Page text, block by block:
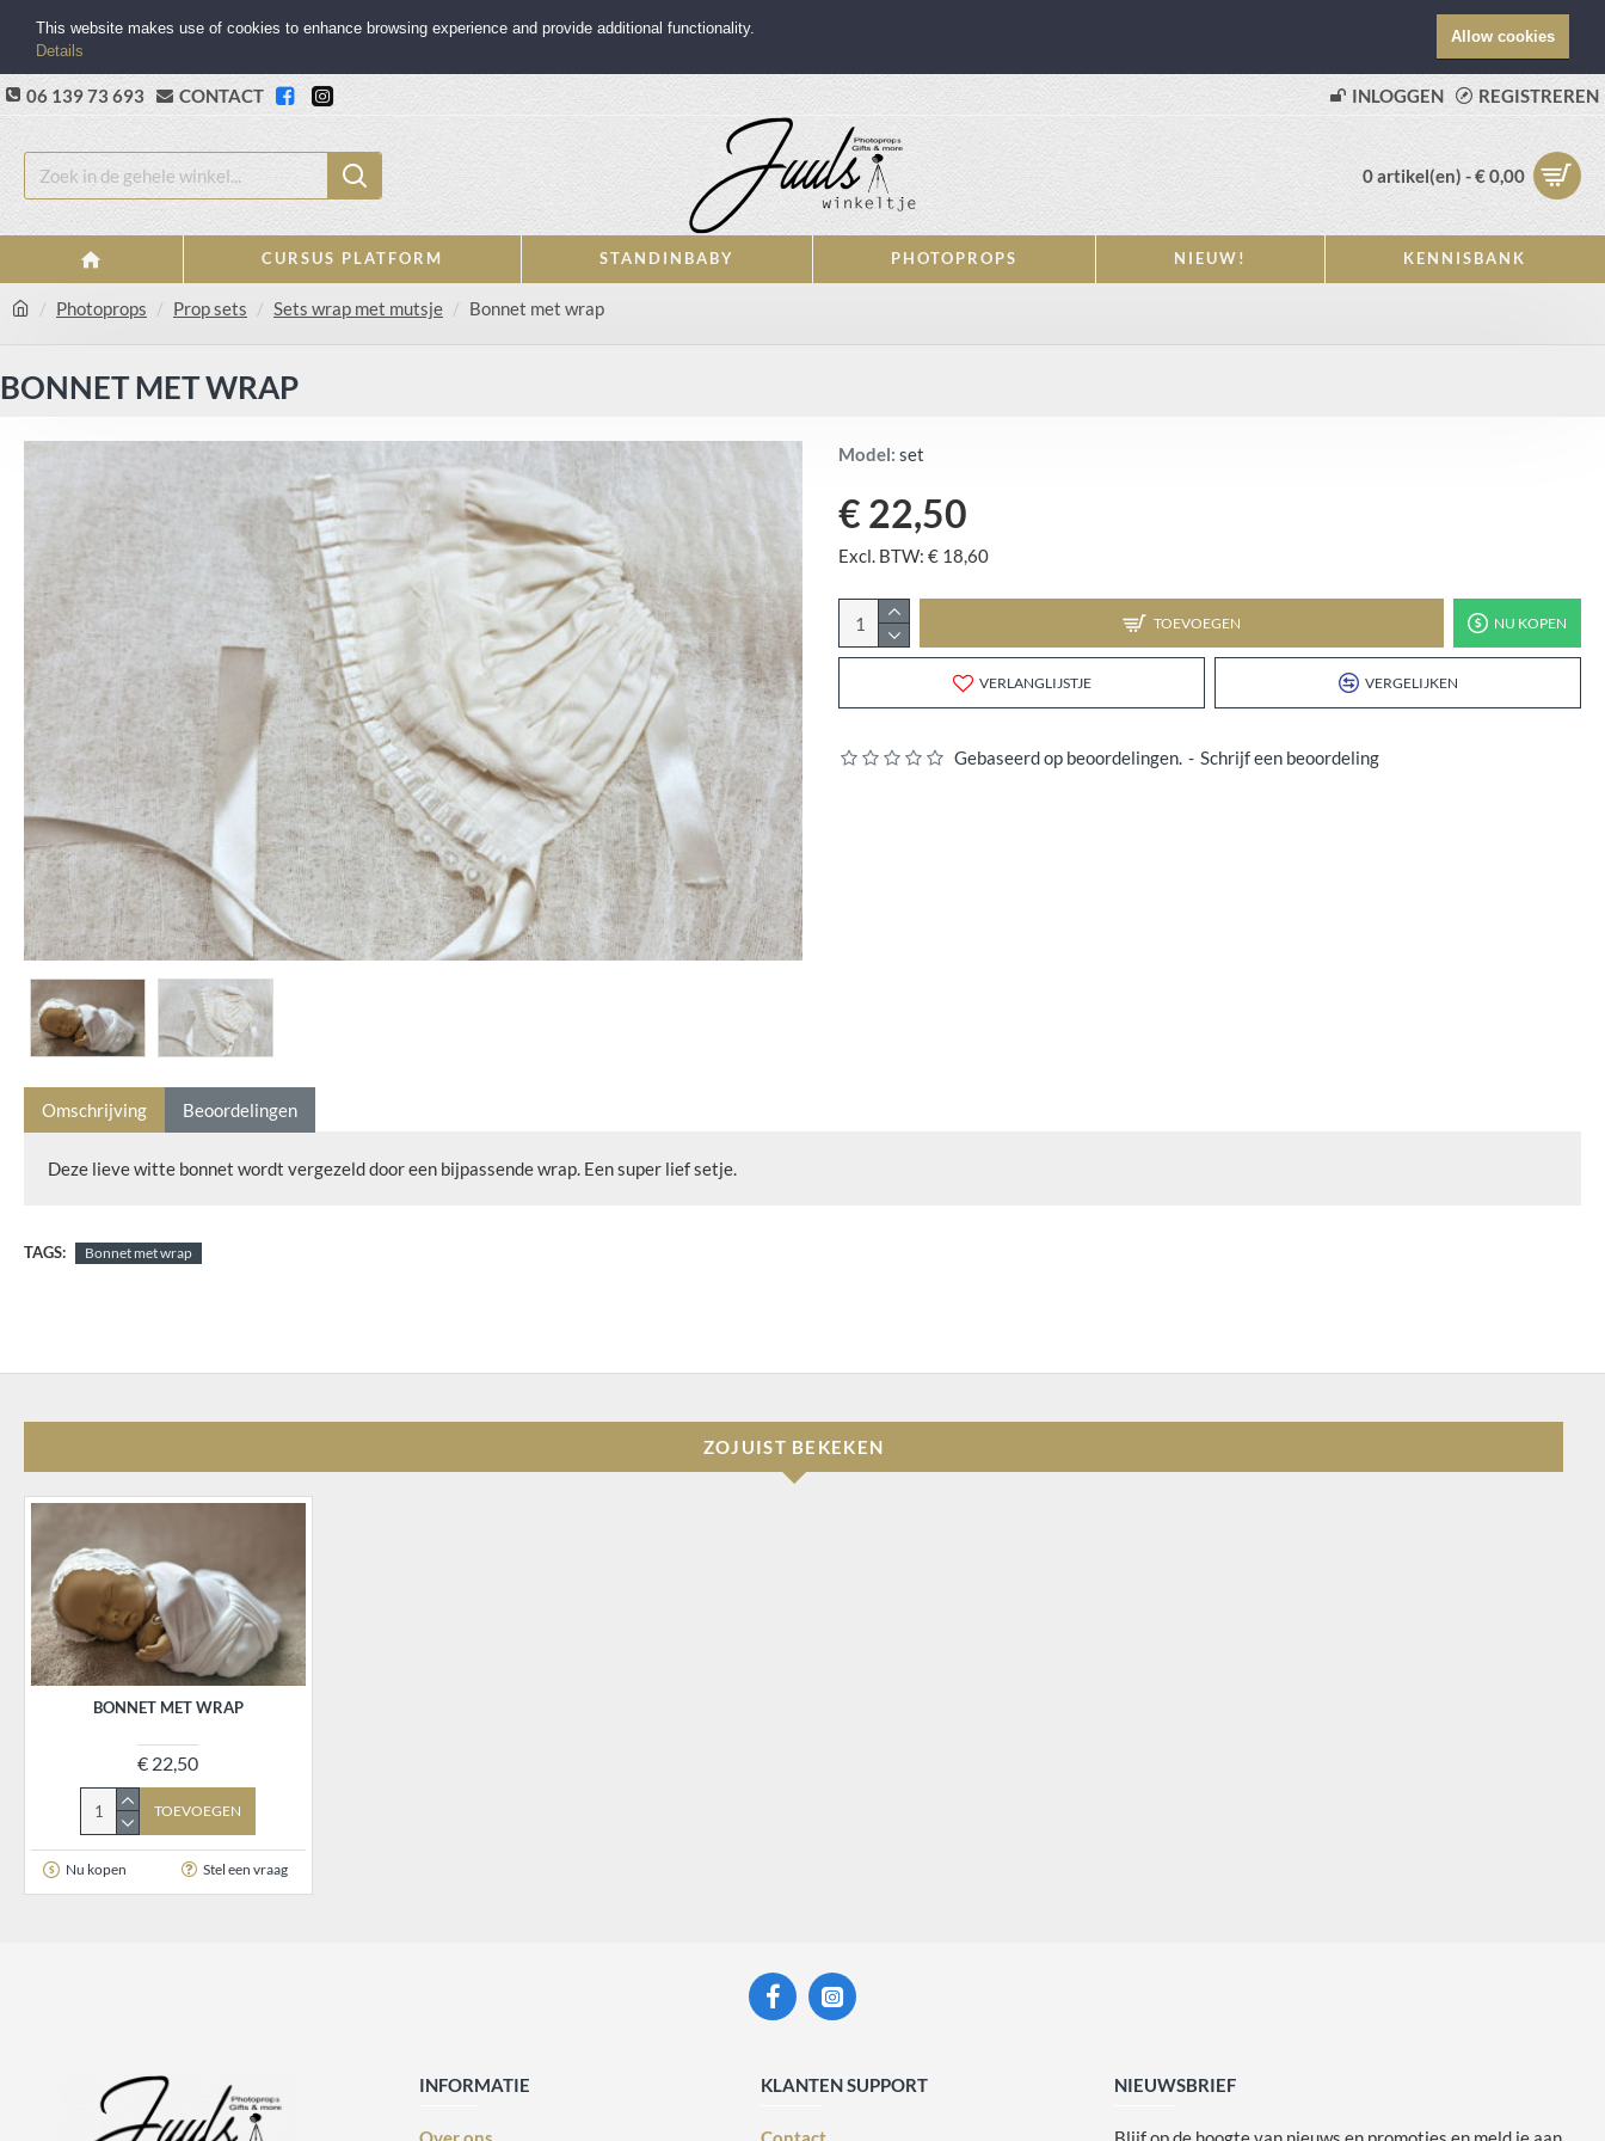
06 139 73 693 CONTACT INLOGGEN REGISTREREN
0 artikel(en) - € 0,00
CURSUS PLATFORM STANDINBABY PHOTOPROPS NIEUW! KENNISBANK
Photoprops Prop sets Sets wrap met mutsje Bonnet met wrap
BONNET MET WRAP
Model: set
Gebaseerd op beoordelingen. - Schrijf een beoordeling
€ 22,50
Excl. BTW: € 18,60
TOEVOEGEN NU KOPEN
VERLANGLIJSTJE VERGELIJKEN
Omschrijving Beoordelingen
Deze lieve witte bonnet wordt vergezeld door een bijpassende wrap. Een super lief setje.
TAGS: Bonnet met wrap
ZOJUIST BEKEKEN
BONNET MET WRAP
€ 22,50
TOEVOEGEN
Nu kopen Stel een vraag
INFORMATIE KLANTEN SUPPORT NIEUWSBRIEF
This website makes use of cookies to enhance browsing experience and provide additional functionality.
Details
Allow cookies